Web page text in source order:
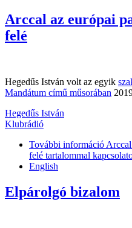
Arccal az európai
felé
Hegedűs István volt az egyik
Mandátum című műsorában
Hegedűs István
Klubrádió
További információ
felé tartalommal
English
Elpárolgó bizalom